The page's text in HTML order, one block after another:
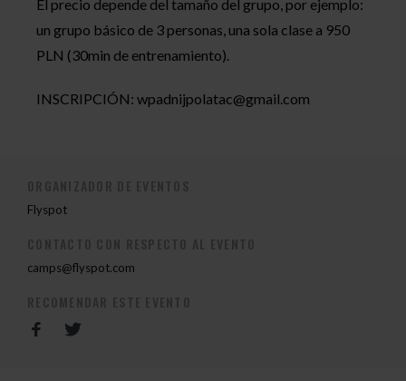
El precio depende del tamaño del grupo, por ejemplo:
un grupo básico de 3 personas, una sola clase a 950
PLN (30min de entrenamiento).
INSCRIPCIÓN: wpadnijpolatac@gmail.com
Flyspot
camps@flyspot.com